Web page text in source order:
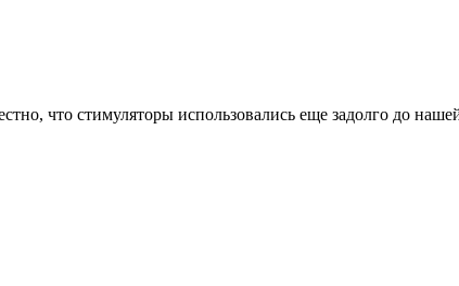
что стимуляторы использовались еще задолго до